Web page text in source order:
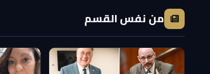
من نفس القسم